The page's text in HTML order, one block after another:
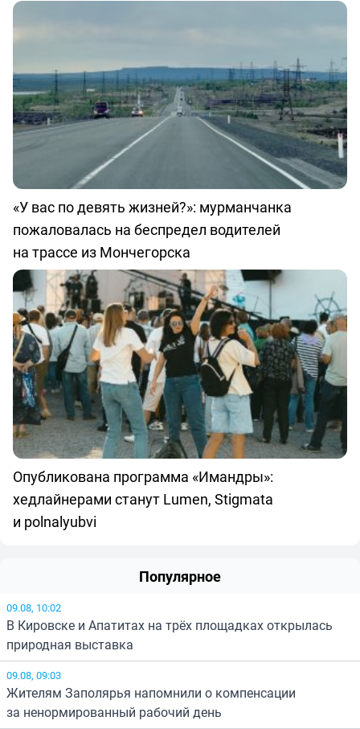
«У вас по девять жизней?»: мурманчанка
пожаловалась на беспредел водителей
на трассе из Мончегорска
Опубликована программа «Имандры»:
хедлайнерами станут Lumen, Stigmata
и polnalyubvi
Популярное
09.08, 10:02
В Кировске и Апатитах на трёх площадках открылась
природная выставка
09.08, 09:03
Жителям Заполярья напомнили о компенсации
за ненормированный рабочий день